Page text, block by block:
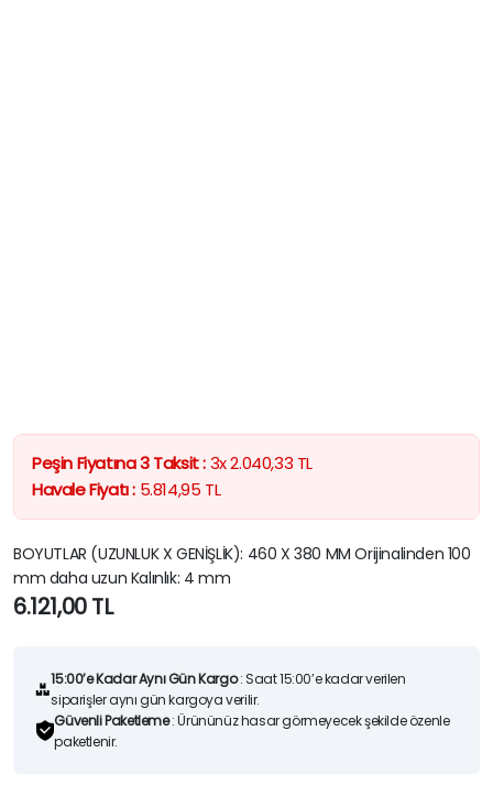
Peşin Fiyatına 3 Taksit :3x2.040,33 TL
Havale Fiyatı : 5.814,95 TL
BOYUTLAR (UZUNLUK X GENİŞLİK): 460 X 380 MM Orijinalinden 100
mm daha uzun Kalınlık: 4 mm
6.121,00TL
15:00’e Kadar Aynı Gün Kargo: Saat 15:00’e kadar verilen
siparişler aynı gün kargoya verilir.
Güvenli Paketleme: Ürününüz hasar görmeyecek şekilde özenle
paketlenir.